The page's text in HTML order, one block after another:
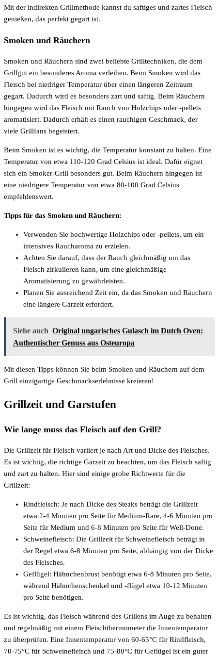
Mit der indirekten Grillmethode kannst du saftiges und zartes Fleisch
genießen, das perfekt gegart ist.
Smoken und Räuchern
Smoken und Räuchern sind zwei beliebte Grilltechniken, die dem
Grillgut ein besonderes Aroma verleihen. Beim Smoken wird das
Fleisch bei niedriger Temperatur über einen längeren Zeitraum
gegart. Dadurch wird es besonders zart und saftig. Beim Räuchern
hingegen wird das Fleisch mit Rauch von Holzchips oder -pellets
aromatisiert. Dadurch erhält es einen rauchigen Geschmack, der
viele Grillfans begeistert.
Beim Smoken ist es wichtig, die Temperatur konstant zu halten. Eine
Temperatur von etwa 110-120 Grad Celsius ist ideal. Dafür eignet
sich ein Smoker-Grill besonders gut. Beim Räuchern hingegen ist
eine niedrigere Temperatur von etwa 80-100 Grad Celsius
empfehlenswert.
Tipps für das Smoken und Räuchern:
Verwenden Sie hochwertige Holzchips oder -pellets, um ein
intensives Raucharoma zu erzielen.
Achten Sie darauf, dass der Rauch gleichmäßig um das
Fleisch zirkulieren kann, um eine gleichmäßige
Aromatisierung zu gewährleisten.
Planen Sie ausreichend Zeit ein, da das Smoken und Räuchern
eine längere Garzeit erfordert.
Siehe auch Original ungarisches Gulasch im Dutch Oven:
Authentischer Genuss aus Osteuropa
Mit diesen Tipps können Sie beim Smoken und Räuchern auf dem
Grill einzigartige Geschmackserlebnisse kreieren!
Grillzeit und Garstufen
Wie lange muss das Fleisch auf den Grill?
Die Grillzeit für Fleisch variiert je nach Art und Dicke des Fleisches.
Es ist wichtig, die richtige Garzeit zu beachten, um das Fleisch saftig
und zart zu halten. Hier sind einige grobe Richtwerte für die
Grillzeit:
Rindfleisch: Je nach Dicke des Steaks beträgt die Grillzeit
etwa 2-4 Minuten pro Seite für Medium-Rare, 4-6 Minuten pro
Seite für Medium und 6-8 Minuten pro Seite für Well-Done.
Schweinefleisch: Die Grillzeit für Schweinefleisch beträgt in
der Regel etwa 6-8 Minuten pro Seite, abhängig von der Dicke
des Fleisches.
Geflügel: Hähnchenbrust benötigt etwa 6-8 Minuten pro Seite,
während Hähnchenschenkel und -flügel etwa 10-12 Minuten
pro Seite benötigen.
Es ist wichtig, das Fleisch während des Grillens im Auge zu behalten
und regelmäßig mit einem Fleischthermometer die Innentemperatur
zu überprüfen. Eine Innentemperatur von 60-65°C für Rindfleisch,
70-75°C für Schweinefleisch und 75-80°C für Geflügel ist ein guter